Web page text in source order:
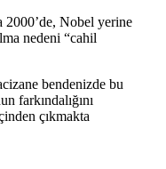
2000’de, Nobel yerine
nedeni “cahil
bendenizde bu
farkındalığını
çıkmakta